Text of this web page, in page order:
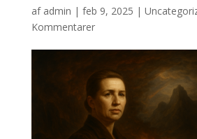
af admin | feb 9, 2025 |
Kommentarer